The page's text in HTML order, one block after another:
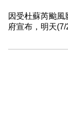
因受杜蘇芮颱
府宣布，明天